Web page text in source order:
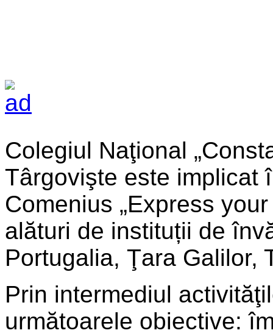
Colegiul Naţional
Târgovişte este implicat
Comenius „Express
alături de instituții de
Portugalia, Ţara Galilor,
Prin intermediul
următoarele obiective: